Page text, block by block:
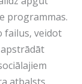
programmas.
failus, veidot